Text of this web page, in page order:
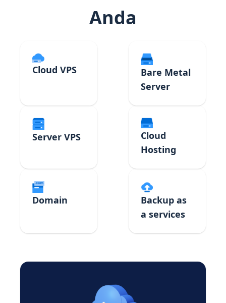
Anda
Cloud VPS
Bare Metal
Server
Server VPS
Cloud
Hosting
Domain
Backup as
a services